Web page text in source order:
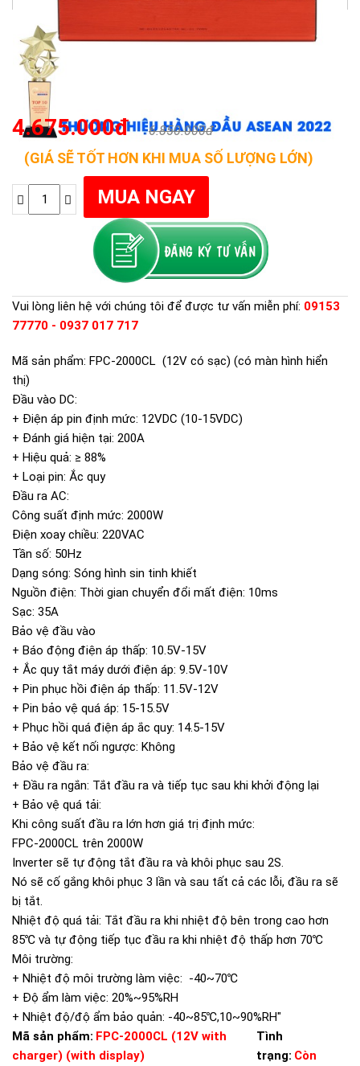
4.675.000đ 6.850.000đ
(GIÁ SẼ TỐT HƠN KHI MUA SỐ LƯỢNG LỚN)
Vui lòng liên hệ với chúng tôi để được tư vấn miễn phí: 09153
77770 - 0937 017 717
Mã sản phẩm: FPC-2000CL (12V có sạc) (có màn hình hiển
thị)
Đầu vào DC:
+ Điện áp pin định mức: 12VDC (10-15VDC)
+ Đánh giá hiện tại: 200A
+ Hiệu quả: ≥ 88%
+ Loại pin: Ắc quy
Đầu ra AC:
Công suất định mức: 2000W
Điện xoay chiều: 220VAC
Tần số: 50Hz
Dạng sóng: Sóng hình sin tinh khiết
Nguồn điện: Thời gian chuyển đổi mất điện: 10ms
Sạc: 35A
Bảo vệ đầu vào
+ Báo động điện áp thấp: 10.5V-15V
+ Ắc quy tắt máy dưới điện áp: 9.5V-10V
+ Pin phục hồi điện áp thấp: 11.5V-12V
+ Pin bảo vệ quá áp: 15-15.5V
+ Phục hồi quá điện áp ắc quy: 14.5-15V
+ Bảo vệ kết nối ngược: Không
Bảo vệ đầu ra:
+ Đầu ra ngắn: Tắt đầu ra và tiếp tục sau khi khởi động lại
+ Bảo vệ quá tải:
Khi công suất đầu ra lớn hơn giá trị định mức:
FPC-2000CL trên 2000W
Inverter sẽ tự động tắt đầu ra và khôi phục sau 2S.
Nó sẽ cố gắng khôi phục 3 lần và sau tất cả các lỗi, đầu ra sẽ
bị tắt.
Nhiệt độ quá tải: Tắt đầu ra khi nhiệt độ bên trong cao hơn
85℃ và tự động tiếp tục đầu ra khi nhiệt độ thấp hơn 70℃
Môi trường:
+ Nhiệt độ môi trường làm việc: -40~70℃
+ Độ ẩm làm việc: 20%~95%RH
+ Nhiệt độ/độ ẩm bảo quản: -40~85℃,10~90%RH"
Mã sản phẩm: FPC-2000CL (12V with
charger) (with display)
Tình
trạng: Còn